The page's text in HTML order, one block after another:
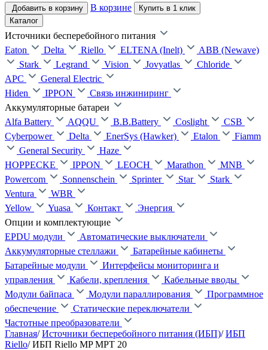
Добавить в корзину В корзине
Купить в 1 клик
Каталог
Источники бесперебойного питания
Eaton
Delta Riello ELTENA (Inelt)
ABB (Newave)
Stark
Legrand Vision Jovyatlas
Chloride
APC
General Electric
Hiden
IPPON
Связь инжиниринг
Аккумуляторные батареи
Alfa Battery
AQQU B.B.Battery Coslight
CSB
Cyberpower
Delta EnerSys (Hawker) Etalon
Fiamm
General Security
Haze
HOPPECKE
IPPON LEOCH Marathon
MNB
Powercom
Sonnenschein Sprinter Star
Stark
Ventura
WBR
Yellow
Yuasa Контакт
Энергия
Опции и комплектующие
EPDU модули
Автоматические выключатели
Аккумуляторные стеллажи
Батарейные кабинеты
Батарейные модули
Интерфейсы мониторинга и
управления
Кабели, крепления
Кабельные вводы
Модули байпаса
Модули параллирования
Программное
обеспечение
Статические переключатели
Частотные преобразователи
Главная/ Источники бесперебойного питания (ИБП)/ ИБП
Riello/ ИБП Riello MP MPT 20